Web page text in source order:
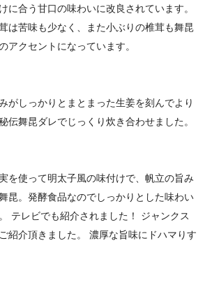
に合う甘口の味わいに改良されています。
は苦味も少なく、また小ぶりの椎茸も舞昆
アクセントになっています。
がしっかりとまとまった生姜を刻んでより
伝舞昆ダレでじっくり炊き合わせました。
を使って明太子風の味付けで、帆立の旨み
昆。発酵食品なのでしっかりとした味わい
テレビでも紹介されました！ ジャンクス
紹介頂きました。 濃厚な旨味にドハマりす